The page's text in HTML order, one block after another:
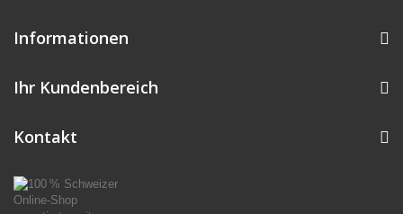
Informationen
Ihr Kundenbereich
Kontakt